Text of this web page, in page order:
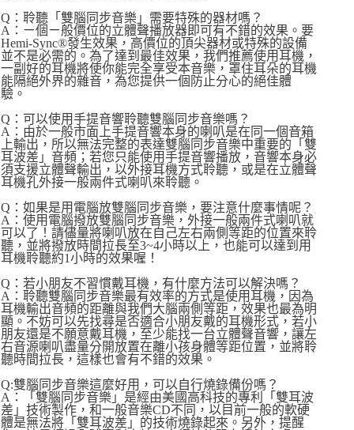
Q：聆聽「雙腦同步音樂」需要特殊的器材嗎？
A：ㄧ個ㄧ般價位的立體聲播放器即可有不錯的效果。要
Hemi-Sync®發生效果，高價位的頂尖器材或特殊的設備
並不是必需的。為了達到最佳效果，我們推薦使用耳機，
一副好的耳機將使你能完全享受本音樂，罩住耳朵的耳機
能隔絕外界的雜音，為您提供一個防止分心的絕佳體
驗。
Q：可以使用手提音響聆聽雙腦同步音樂嗎？
A：由於一般市面上手提音響本身的喇叭是在同一個音箱
上輸出，所以無法完整的表達雙腦同步音樂中重要的「雙
耳波差」音頻；若您只能使用手提音響播放，音響本身必
須支援立體聲輸出，以外接耳機方式聆聽，或是在立體聲
耳機孔外接一般兩件式喇叭來聆聽。
Q：如果是用電腦放雙腦同步音樂，要注意什麼事情呢？
A：使用電腦撥放雙腦同步音樂，外接一般兩件式喇叭就
可以了！請儘量將喇叭放在自己左右兩側等距的位置來聆
聽，並將撥放時間拉長至3~4小時以上，也能可以達到用
耳機聆聽約1小時的效果喔！
Q：若小朋友不習慣戴耳機，有什麼方法可以解決嗎？
A：聆聽雙腦同步音樂最有效率的方式是使用耳機，因為
耳機輸出音頻的距離與我們大腦兩側等距，效果也最為明
顯。不妨可以先找尋是否適合小朋友戴的耳機形式，若小
朋友還是不願意戴耳機，至少能找一台立體聲音響，讓左
右音源喇叭盡量分開放置在離小孩身體等距位置，並將聆
聽時間拉長，這樣也會有不錯的效果。
Q:雙腦同步音樂這麼好用，可以自行燒錄備份嗎？
A：「雙腦同步音樂」是經由美國高科技的專利「雙耳波
差」技術製作，和一般音樂CD不同，以目前一般的軟硬
體是無法將「雙耳波差」的技術燒錄起來。另外，提醒